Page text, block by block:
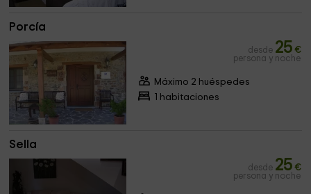
Porcía
desde 25 €
persona y noche
Máximo 2 huéspedes
1 habitaciones
Sella
desde 25 €
persona y noche